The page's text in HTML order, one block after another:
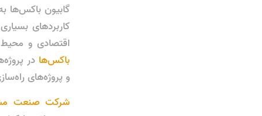
گابیون باکس‌ها
کاربردهای
اقتصادی و
باکس‌ها در
و پروژه‌های
شرکت صنعت مش